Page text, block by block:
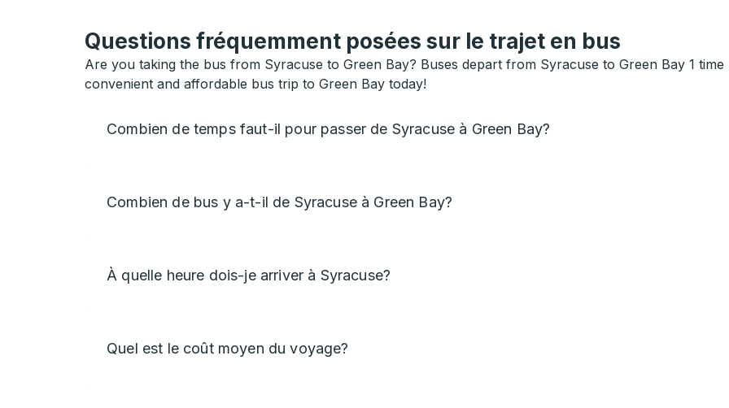
Questions fréquemment posées sur le trajet en bus
Are you taking the bus from Syracuse to Green Bay? Buses depart from Syracuse to Green Bay 1
convenient and affordable bus trip to Green Bay today!
Combien de temps faut-il pour passer de Syracuse à Green Bay?
Combien de bus y a-t-il de Syracuse à Green Bay?
À quelle heure dois-je arriver à Syracuse?
Quel est le coût moyen du voyage?